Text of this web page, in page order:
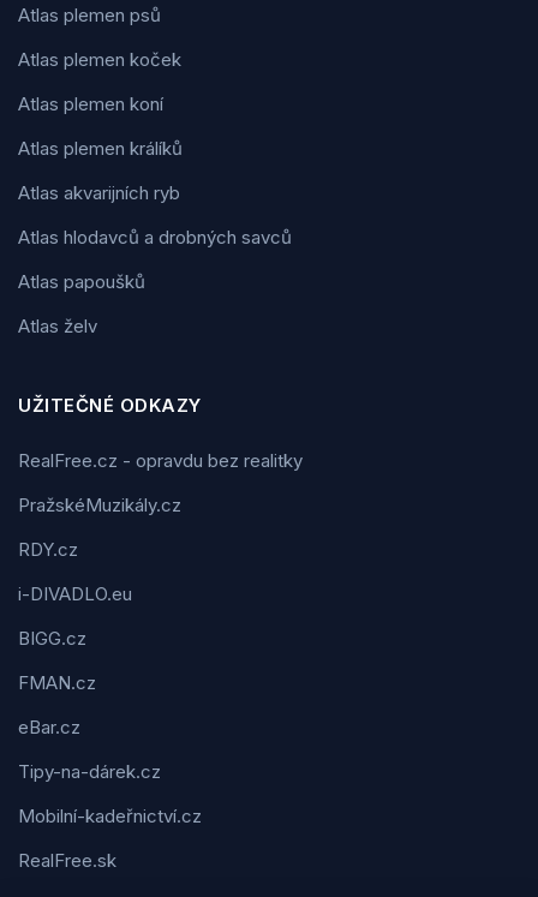
Atlas plemen psů
Atlas plemen koček
Atlas plemen koní
Atlas plemen králíků
Atlas akvarijních ryb
Atlas hlodavců a drobných savců
Atlas papoušků
Atlas želv
UŽITEČNÉ ODKAZY
RealFree.cz - opravdu bez realitky
PražskéMuzikály.cz
RDY.cz
i-DIVADLO.eu
BIGG.cz
FMAN.cz
eBar.cz
Tipy-na-dárek.cz
Mobilní-kadeřnictví.cz
RealFree.sk